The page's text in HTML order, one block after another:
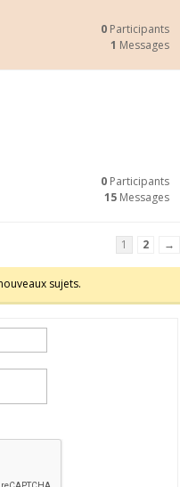
0 Participants
1 Messages
0 Participants
15 Messages
1 2 →
sujets.